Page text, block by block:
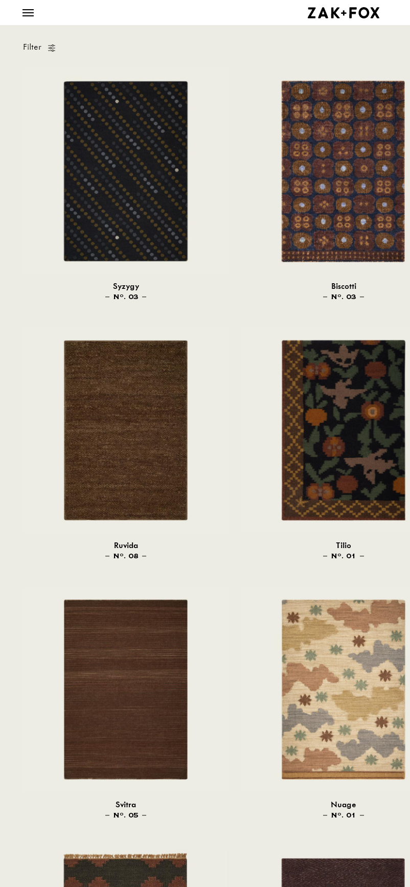
Filter
Syzygy
NO . 03
Biscotti
NO . 03
Ruvida
NO . 08
Tilio
NO . 01
Svitra
NO . 05
Nuage
NO . 01